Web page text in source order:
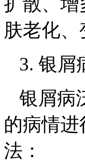
肤老化
3. 银屑
银屑病
的病情
法：